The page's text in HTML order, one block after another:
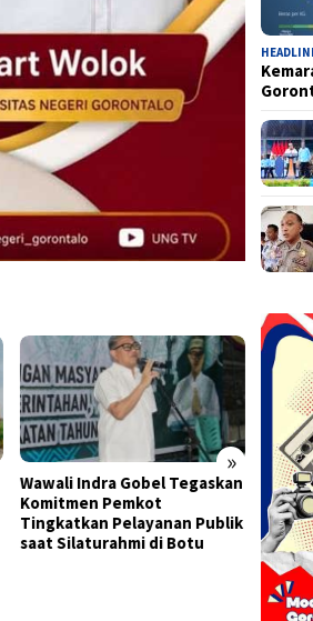
»
Wawali Indra Gobel Tegaskan
Komitmen Pemkot
Tingkatkan Pelayanan Publik
saat Silaturahmi di Botu
Jaga